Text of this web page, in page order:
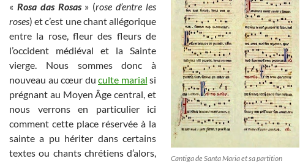
Cantiga de Santa Maria et sa partition
« Rosa das Rosas» (rose d’entre les
roses) et c’est une chant allégorique
entre la rose, fleur des fleurs de
l’occident médiéval et la Sainte
vierge. Nous sommes donc à
nouveau au cœur du culte marial si
prégnant au Moyen Âge central, et
nous verrons en particulier ici
comment cette place réservée à la
sainte a pu hériter dans certains
textes ou chants chrétiens d’alors,